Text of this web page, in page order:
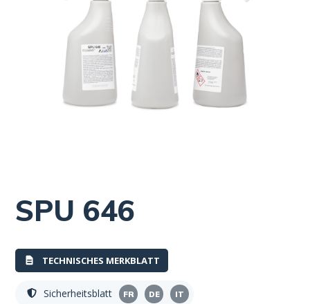
SPU 646
TECHNISCHES MERKBLATT
Sicherheitsblatt FR DE IT